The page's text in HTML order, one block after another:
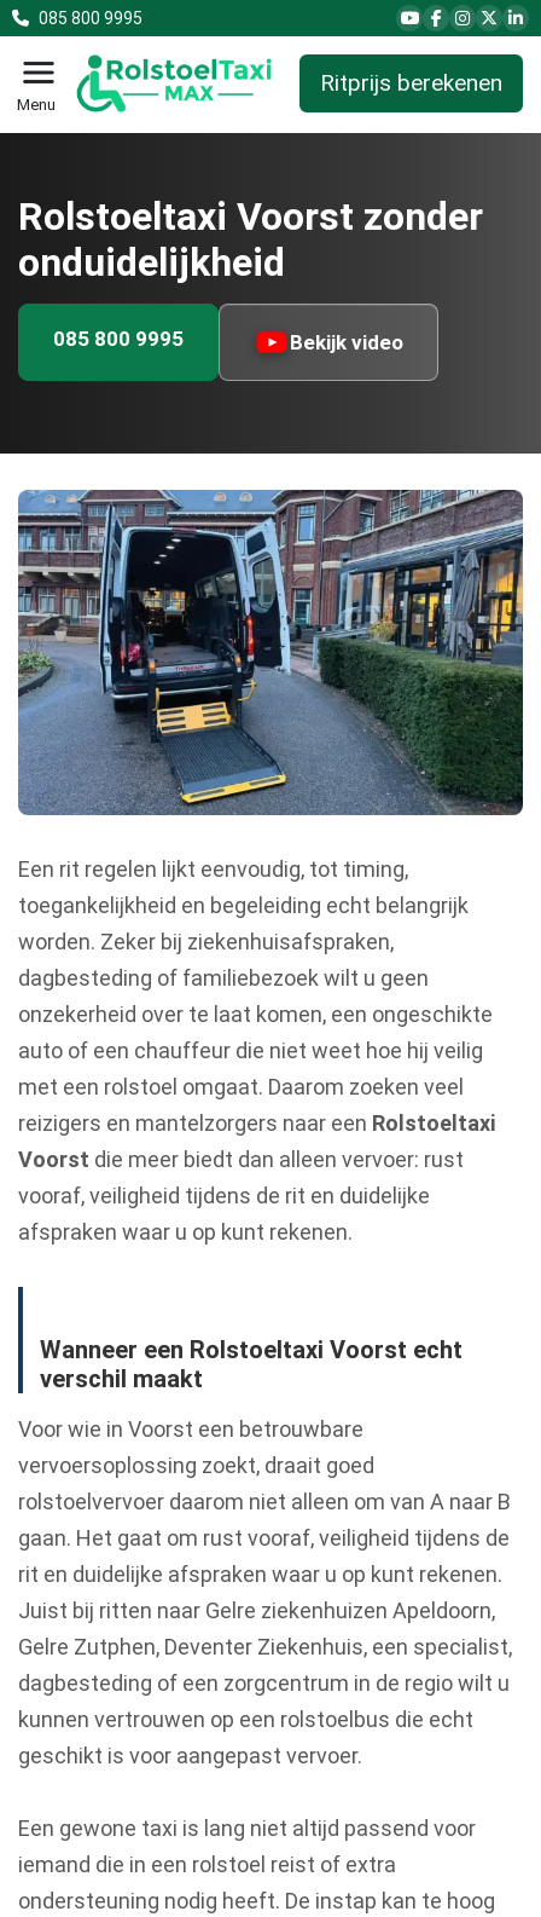
085 800 9995
Menu
Ritprijs berekenen
Rolstoeltaxi Voorst zonder
onduidelijkheid
085 800 9995 Bekijk video
Een rit regelen lijkt eenvoudig, tot timing,
toegankelijkheid en begeleiding echt belangrijk
worden. Zeker bij ziekenhuisafspraken,
dagbesteding of familiebezoek wilt u geen
onzekerheid over te laat komen, een ongeschikte
auto of een chauffeur die niet weet hoe hij veilig
met een rolstoel omgaat. Daarom zoeken veel
reizigers en mantelzorgers naar een Rolstoeltaxi
Voorst die meer biedt dan alleen vervoer: rust
vooraf, veiligheid tijdens de rit en duidelijke
afspraken waar u op kunt rekenen.
Wanneer een Rolstoeltaxi Voorst echt
verschil maakt
Voor wie in Voorst een betrouwbare
vervoersoplossing zoekt, draait goed
rolstoelvervoer daarom niet alleen om van A naar B
gaan. Het gaat om rust vooraf, veiligheid tijdens de
rit en duidelijke afspraken waar u op kunt rekenen.
Juist bij ritten naar Gelre ziekenhuizen Apeldoorn,
Gelre Zutphen, Deventer Ziekenhuis, een specialist,
dagbesteding of een zorgcentrum in de regio wilt u
kunnen vertrouwen op een rolstoelbus die echt
geschikt is voor aangepast vervoer.
Een gewone taxi is lang niet altijd passend voor
iemand die in een rolstoel reist of extra
ondersteuning nodig heeft. De instap kan te hoog